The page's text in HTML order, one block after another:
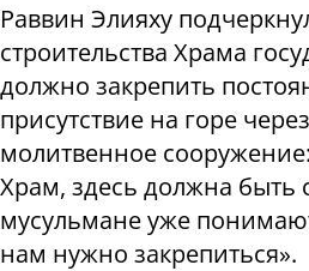
Раввин Элияху
строительства Храма
должно закрепить
присутствие на горе
молитвенное
Храм, здесь должна быть
мусульмане уже
нам нужно закрепиться».